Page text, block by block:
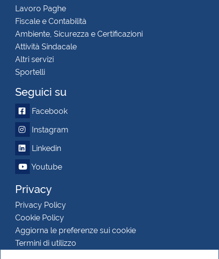
Lavoro Paghe
Fiscale e Contabilità
Ambiente, Sicurezza e Certificazioni
Attività Sindacale
Altri servizi
Sportelli
Seguici su
Facebook
Instagram
Linkedin
Youtube
Privacy
Privacy Policy
Cookie Policy
Aggiorna le preferenze sui cookie
Termini di utilizzo